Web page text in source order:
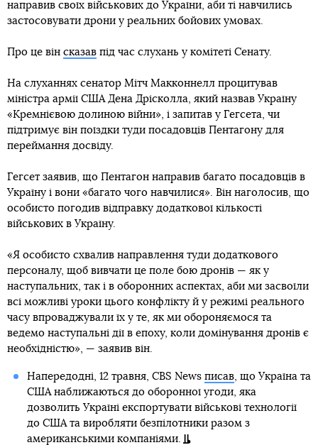
направив своїх військових до України, аби ті навчились
застосовувати дрони у реальних бойових умовах.
Про це він сказав під час слухань у комітеті Сенату.
На слуханнях сенатор Мітч Макконнелл процитував
міністра армії США Дена Дрісколла, який назвав Україну
«Кремнієвою долиною війни», і запитав у Гегсета, чи
підтримує він поїздки туди посадовців Пентагону для
переймання досвіду.
Гегсет заявив, що Пентагон направив багато посадовців в
Україну і вони «багато чого навчилися». Він наголосив, що
особисто погодив відправку додаткової кількості
військових в Україну.
«Я особисто схвалив направлення туди додаткового
персоналу, щоб вивчати це поле бою дронів — як у
наступальних, так і в оборонних аспектах, аби ми засвоїли
всі можливі уроки цього конфлікту й у режимі реального
часу впроваджували їх у те, як ми обороняємося та
ведемо наступальні дії в епоху, коли домінування дронів є
необхідністю», — заявив він.
Напередодні, 12 травня, CBS News писав, що Україна та
США наближаються до оборонної угоди, яка
дозволить Україні експортувати військові технології
до США та виробляти безпілотники разом з
американськими компаніями.